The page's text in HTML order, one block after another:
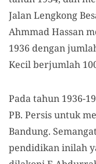
Jalan Lengkong
Ahmmad Hassan
1936 dengan
Kecil berjumlah
Pada tahun 1936-
PB. Persis untuk
Bandung.
pendidikan inilah